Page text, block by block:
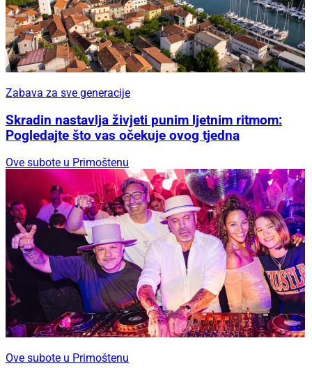
Zabava za sve generacije
Skradin nastavlja živjeti punim ljetnim ritmom:
Pogledajte što vas očekuje ovog tjedna
Ove subote u Primoštenu
Ove subote u Primoštenu